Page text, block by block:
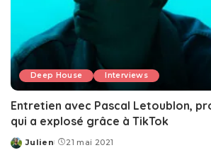
Deep House Interviews
Entretien avec Pascal Letoublon,
qui a explosé grâce à TikTok
Posted
Julien 21 mai 2021